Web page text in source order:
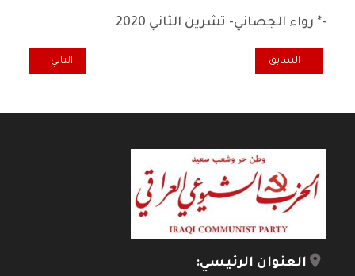
-* رواء الجصاني- تشرين الثاني 2020
المقال السابق: عز الدين المناصرة شاعر لا يفهمه غير الزيتون
السابق المقال التالي: أنشطارات
التالي
العنوان الرئيسي: